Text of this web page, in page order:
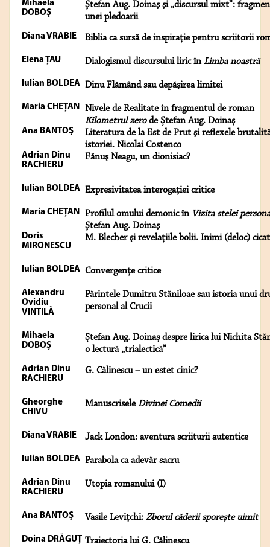
Mihaela
DOBOŞ
Ştefan Aug. Doinaş şi „discursul mixt”:
unei pledoarii
Diana VRABIE Biblia ca sursă de inspiraţie pentru scriitorii
Elena ŢAU Dialogismul discursului liric înLimba noastră
Iulian BOLDEA Dinu Flămând sau depăşirea limitei
Maria CHEŢAN Nivele de Realitate în fragmentul de roman
Kilometrul zerode Ștefan Aug. Doinaș
Ana BANTOŞ
Literatura de la Est de Prut şi reflexele
istoriei. Nicolai Costenco
Adrian Dinu
RACHIERU
Fănuş Neagu, un dionisiac?
Iulian BOLDEA Expresivitatea interogaţiei critice
Maria CHEŢAN Profilul omului demonic în Vizita stelei
Ştefan Aug. Doinaş
Doris
MIRONESCU
M. Blecher şi revelaţiile bolii. Inimi (deloc)
Iulian BOLDEA Convergenţe critice
Alexandru
Ovidiu
VINTILĂ
Părintele Dumitru Stăniloae sau istoria unui
personal al Crucii
Mihaela
DOBOŞ
Ștefan Aug. Doinaș despre lirica lui Nichita
o lectură „trialectică”
Adrian Dinu
RACHIERU
G. Călinescu – un estet cinic?
Gheorghe
CHIVU
ManuscriseleDivinei Comedii
Diana VRABIE Jack London: aventura scriiturii autentice
Iulian BOLDEA Parabola ca adevăr sacru
Adrian Dinu
RACHIERU
Utopia romanului (I)
Ana BANTOŞ Vasile Levițchi: Zborul căderii sporește uimit
Doina DRĂGUŢ Traiectoria lui G. Călinescu